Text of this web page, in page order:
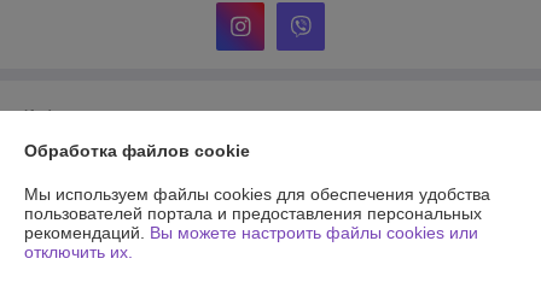
Информация для покупателя
Юридическое лицо:Частное унитарное предприятие «Фурнитурка-
г.Минск ул.Уручская 19-6 каб.7
Регистрационный номер ЕГР: 193950577
Обработка файлов cookie
Мы используем файлы cookies для обеспечения удобства
пользователей портала и предоставления персональных
рекомендаций. Вы можете настроить файлы cookies или
отключить их.